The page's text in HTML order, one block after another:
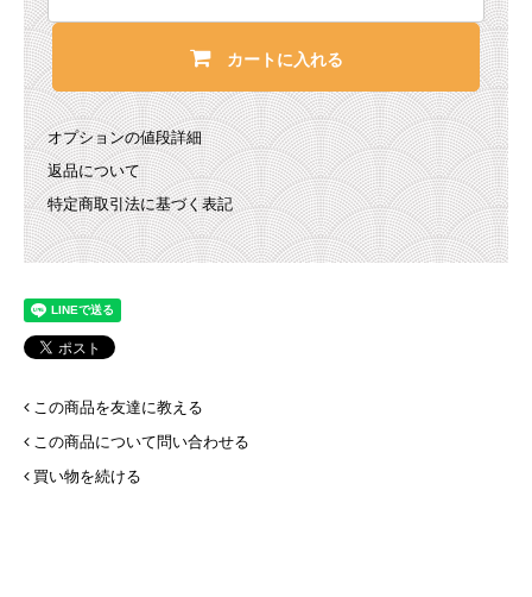
カートに入れる
オプションの値段詳細
返品について
特定商取引法に基づく表記
この商品を友達に教える
この商品について問い合わせる
買い物を続ける